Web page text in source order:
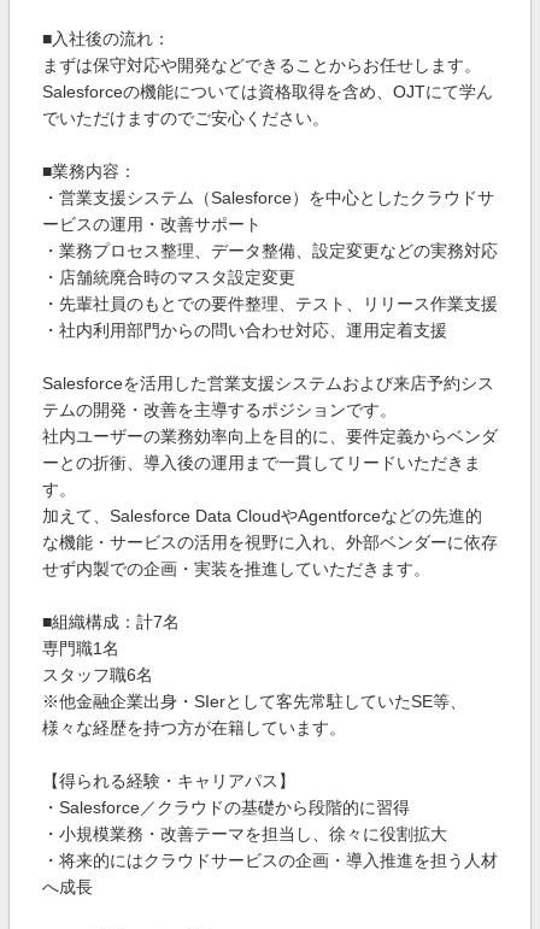
■入社後の流れ：
まずは保守対応や開発などできることからお任せします。
Salesforceの機能については資格取得を含め、OJTにて学ん
でいただけますのでご安心ください。
■業務内容：
・営業支援システム（Salesforce）を中心としたクラウドサ
ービスの運用・改善サポート
・業務プロセス整理、データ整備、設定変更などの実務対応
・店舗統廃合時のマスタ設定変更
・先輩社員のもとでの要件整理、テスト、リリース作業支援
・社内利用部門からの問い合わせ対応、運用定着支援
Salesforceを活用した営業支援システムおよび来店予約シス
テムの開発・改善を主導するポジションです。
社内ユーザーの業務効率向上を目的に、要件定義からベンダ
ーとの折衝、導入後の運用まで一貫してリードいただきま
す。
加えて、Salesforce Data CloudやAgentforceなどの先進的
な機能・サービスの活用を視野に入れ、外部ベンダーに依存
せず内製での企画・実装を推進していただきます。
■組織構成：計7名
専門職1名
スタッフ職6名
※他金融企業出身・SIerとして客先常駐していたSE等、
様々な経歴を持つ方が在籍しています。
【得られる経験・キャリアパス】
・Salesforce／クラウドの基礎から段階的に習得
・小規模業務・改善テーマを担当し、徐々に役割拡大
・将来的にはクラウドサービスの企画・導入推進を担う人材
へ成長